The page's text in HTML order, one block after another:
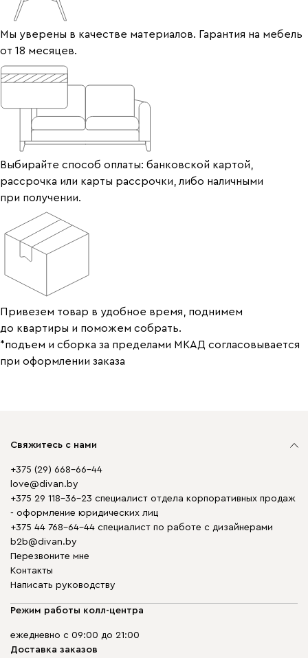
Мы уверены в качестве материалов. Гарантия на мебель
от 18 месяцев.
Выбирайте способ оплаты: банковской картой,
рассрочка или карты рассрочки, либо наличными
при получении.
Привезем товар в удобное время, поднимем
до квартиры и поможем собрать.
*подъем и сборка за пределами МКАД согласовывается
при оформлении заказа
Свяжитесь с нами
+375 (29) 668-66-44
love@divan.by
+375 29 118-36-23 специалист отдела корпоративных продаж
- оформление юридических лиц
+375 44 768-64-44 специалист по работе с дизайнерами
b2b@divan.by
Перезвоните мне
Контакты
Написать руководству
Режим работы колл-центра
ежедневно с 09:00 до 21:00
Доставка заказов